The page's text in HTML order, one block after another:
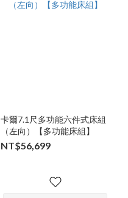
卡爾7.1尺多功能六件式床組
（左向）【多功能床組】
NT$56,699